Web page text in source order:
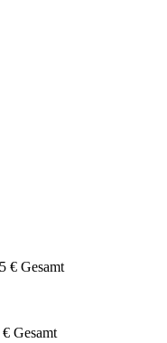
€ Gesamt
Gesamt